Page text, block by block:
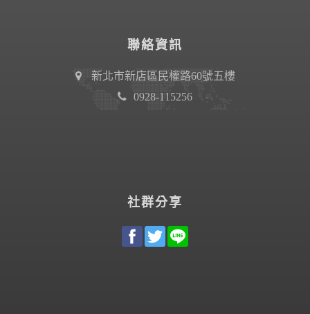
聯絡資訊
新北市新店區民權路60號五樓
0928-115256
社群分享